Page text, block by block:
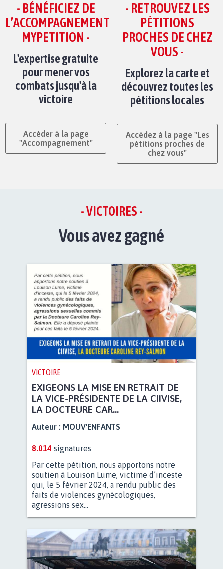
- BÉNÉFICIEZ DE
L’ACCOMPAGNEMENT
MYPETITION -
L'expertise gratuite
pour mener vos
combats jusqu'à la
victoire
Accéder à la page
"Accompagnement"
- RETROUVEZ LES
PÉTITIONS
PROCHES DE CHEZ
VOUS -
Explorez la carte et
découvrez toutes les
pétitions locales
Accédez à la page "Les
pétitions proches de
chez vous"
- VICTOIRES -
Vous avez gagné
VICTOIRE
EXIGEONS LA MISE EN RETRAIT DE
LA VICE-PRÉSIDENTE DE LA CIIVISE,
LA DOCTEURE CAR...
Auteur : MOUV'ENFANTS
8.014 signatures
Par cette pétition, nous apportons notre
soutien à Louison Lume, victime d’inceste
qui, le 5 février 2024, a rendu public des
faits de violences gynécologiques,
agressions sex...